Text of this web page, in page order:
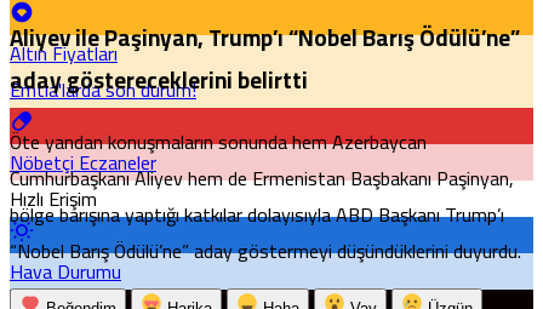
Altın Fiyatları
Emtia'larda son durum!
Nöbetçi Eczaneler
Hızlı Erişim
Hava Durumu
Aliyev ile Paşinyan, Trump’ı “Nobel Barış Ödülü’ne”
aday göstereceklerinibelirtti
Öte yandan konuşmaların sonunda hem Azerbaycan
Cumhurbaşkanı Aliyev hem de Ermenistan Başbakanı Paşinyan,
bölge barışına yaptığı katkılar dolayısıyla ABD Başkanı Trump’ı
“Nobel Barış Ödülü’ne” aday göstermeyi düşündüklerini duyurdu.